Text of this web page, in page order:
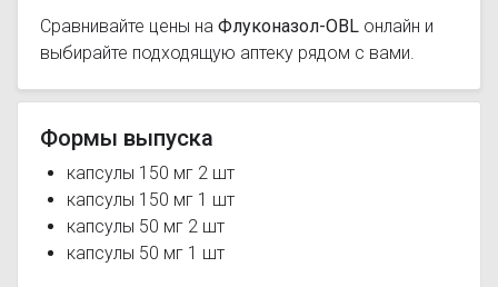
Сравнивайте цены на Флуконазол-OBL онлайн и
выбирайте подходящую аптеку рядом с вами.
Формы выпуска
капсулы 150 мг 2 шт
капсулы 150 мг 1 шт
капсулы 50 мг 2 шт
капсулы 50 мг 1 шт